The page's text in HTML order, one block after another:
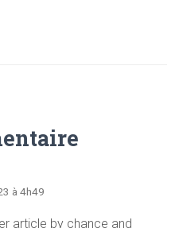
à 4h49
article by chance and